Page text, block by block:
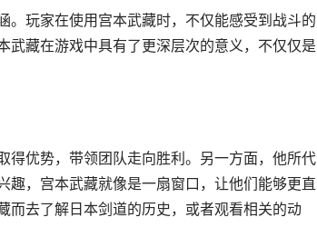
。玩家在使用宫本武藏时，不仅能感受到战斗的
武藏在游戏中具有了更深层次的意义，不仅仅是
得优势，带领团队走向胜利。另一方面，他所代
趣，宫本武藏就像是一扇窗口，让他们能够更直
而去了解日本剑道的历史，或者观看相关的动